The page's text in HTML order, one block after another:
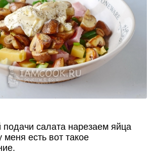
подачи салата нарезаем яйца
меня есть вот такое